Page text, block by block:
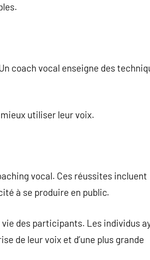
coach vocal enseigne des
utiliser leur voix.
vocal. Ces réussites incluent
à se produire en public.
des participants. Les individus
de leur voix et d’une plus grande